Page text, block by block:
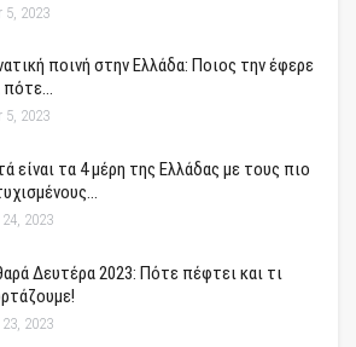
5, 2023
ποινή στην Ελλάδα: Ποιος την έφερε
πότε…
5, 2023
είναι τα 4 μέρη της Ελλάδας με τους πιο
24, 2023
Δευτέρα 2023: Πότε πέφτει και τι
23, 2023